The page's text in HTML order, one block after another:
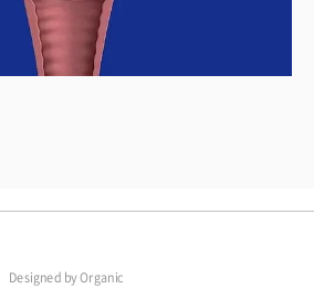
Designed byOrganic